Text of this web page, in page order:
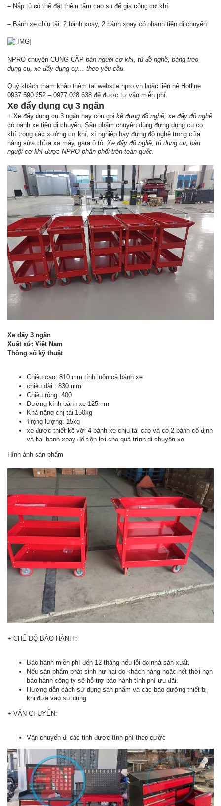
– Nắp tủ có thể đặt thêm tấm cao su để gia công cơ khí
– Bánh xe chịu tải: 2 bánh xoay, 2 bánh xoay có phanh tiện di chuyển
NPRO chuyên CUNG CẤP bàn nguội cơ khí, tủ đồ nghề, bảng treo
dụng cụ, xe đẩy dụng cụ… theo yêu cầu.
Quý khách tham khảo thêm tại webstie npro.vn hoặc liên hệ Hotline
0937 590 252 – 0977 028 638 để được tư vấn miễn phí.
Xe đẩy dụng cụ 3 ngăn
+ Xe đẩy dụng cụ 3 ngăn hay còn gọi kệ đựng đồ nghề, xe đẩy đồ nghề
có bánh xe tiện di chuyển. Sản phẩm chuyên dùng đựng dụng cụ cơ
khí trong các xưởng cơ khí, xí nghiệp hay đựng đồ nghề trong cửa
hàng sửa chữa xe máy, gara ô tô. Xe đẩy đồ nghề, tủ dụng cụ, bàn
nguội cơ khí được NPRO phân phối trên toàn quốc.
Xe đẩy 3 ngăn
Xuất xứ: Việt Nam
Thông số kỹ thuật
Chiều cao: 810 mm tính luôn cả bánh xe
chiều dài : 830 mm
Chiều rộng: 400
Đường kính bánh xe 125mm
Khả nặng chị tải 150kg
Trọng lượng: 15kg
xe được thiết kế với 4 bánh xe chịu tải cao và có 2 bánh cố định
và hai banh xoay để tiện lợi cho quá trình di chuyên xe
Hình ảnh sản phẩm
+ CHẾ ĐỘ BẢO HÀNH :
Bảo hành miễn phí đến 12 tháng nếu lỗi do nhà sản xuất.
Nếu sản phẩm phát sinh hư hại do khách hàng hoặc hết thời hạn
bảo hành công ty sẽ hỗ trợ bảo hành tính phí ưu đãi.
Hướng dẫn cách sử dụng sản phẩm và các bảo dưỡng thiết bị
khi đưa vào sử dụng
+ VẬN CHUYỂN:
Vận chuyển đi các tỉnh được tính phí theo cước